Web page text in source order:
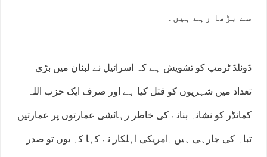
سے بڑھا رہے ہیں۔
ڈونلڈ ٹرمپ کو تشویش ہے کہ اسرائیل نے لبنان میں بڑی
تعداد میں شہریوں کو قتل کیا ہے اور صرف ایک حزب اللہ
کمانڈر کو نشانہ بنانے کی خاطر رہائشی عمارتوں پر عمارتیں
تباہ کی جارہی ہیں۔امریکی اہلکار نے کہا کہ یوں تو صدر